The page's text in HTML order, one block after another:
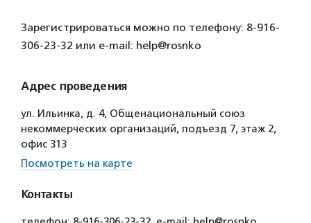
Зарегистрироваться можно по телефону: 8-916-
306-23-32 или e-mail: help@rosnko
Адрес проведения
ул. Ильинка, д. 4, Общенациональный союз
некоммерческих организаций, подъезд 7, этаж 2,
офис 313
Посмотреть на карте
Контакты